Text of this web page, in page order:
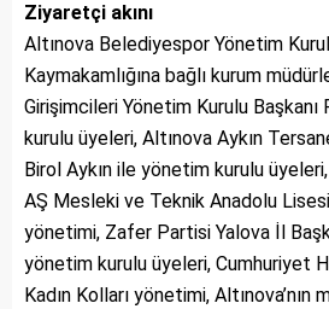
Ziyaretçi akını
Altınova Belediyespor Yönetim
Kaymakamlığına bağlı kurum
Girişimcileri Yönetim Kurulu Başkanı
kurulu üyeleri, Altınova Aykın
Birol Aykın ile yönetim kurulu
AŞ Mesleki ve Teknik Anadolu
yönetimi, Zafer Partisi Yalova İl
yönetim kurulu üyeleri, Cumhuriyet
Kadın Kolları yönetimi, Altınova’nın